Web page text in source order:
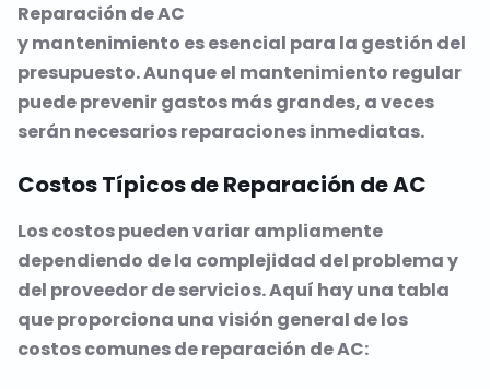
Reparación de AC
y mantenimiento es esencial para la gestión del
presupuesto. Aunque el mantenimiento regular
puede prevenir gastos más grandes, a veces
serán necesarios reparaciones inmediatas.
Costos Típicos de Reparación de AC
Los costos pueden variar ampliamente
dependiendo de la complejidad del problema y
del proveedor de servicios. Aquí hay una tabla
que proporciona una visión general de los
costos comunes de reparación de AC: